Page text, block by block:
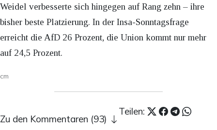
Weidel verbesserte sich hingegen auf Rang zehn – ihre
bisher beste Platzierung. In der Insa-Sonntagsfrage
erreicht die AfD 26 Prozent, die Union kommt nur mehr
auf 24,5 Prozent.
cm
Teilen:
Zu den Kommentaren (93)